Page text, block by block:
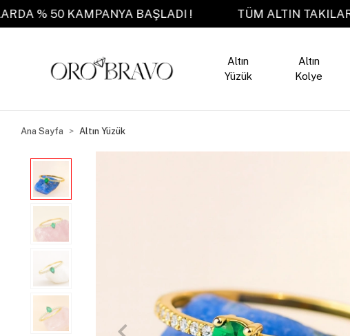
TAKILARDA % 50 KAMPANYA BAŞLADI ! TÜM ALTIN
Altın
Yüzük
Altın
Kolye
Ana Sayfa Altın Yüzük